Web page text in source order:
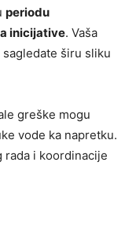
periodu
inicijative. Vaša
širu sliku
greške mogu
vode ka napretku.
rada i koordinacije